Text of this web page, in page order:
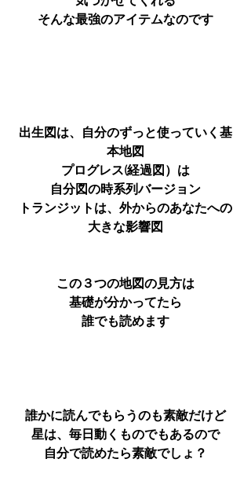
そんな最強のアイテムなのです
出生図は、自分のずっと使っていく基
本地図
プログレス(経過図）は
自分図の時系列バージョン
トランジットは、外からのあなたへの
大きな影響図
この３つの地図の見方は
基礎が分かってたら
誰でも読めます
誰かに読んでもらうのも素敵だけど
星は、毎日動くものでもあるので
自分で読めたら素敵でしょ？